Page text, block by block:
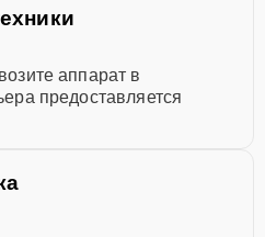
аппарат в
предоставляется